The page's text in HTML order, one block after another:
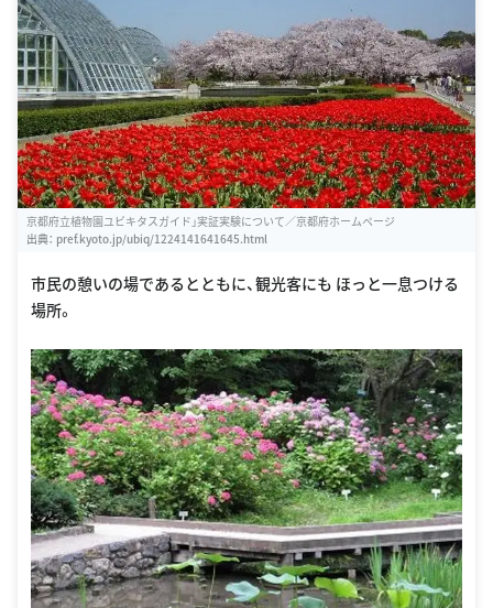
京都府立植物園ユビキタスガイド」実証実験について／京都府ホームページ
出典： pref.kyoto.jp/ubiq/1224141641645.html
市民の憩いの場であるとともに、観光客にも ほっと一息つける
場所。